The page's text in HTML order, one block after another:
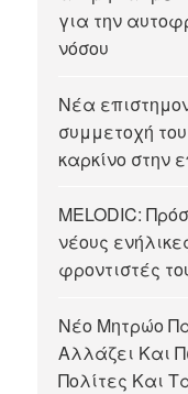
για την
νόσου
Νέα
συμμετοχή
καρκίνο στην
MELODIC:
νέους
φροντιστές
Νέο Μητρώο
Αλλάζει Και
Πολίτες Και